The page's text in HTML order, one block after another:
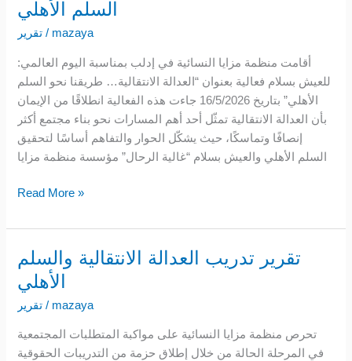
السلم الأهلي
تقرير / mazaya
:أقامت منظمة مزايا النسائية في إدلب بمناسبة اليوم العالمي
للعيش بسلام فعالية بعنوان “العدالة الانتقالية… طريقنا نحو السلم
الأهلي” بتاريخ 16/5/2026 جاءت هذه الفعالية انطلاقًا من الإيمان
بأن العدالة الانتقالية تمثّل أحد أهم المسارات نحو بناء مجتمع أكثر
إنصافًا وتماسكًا، حيث يشكّل الحوار والتفاهم أساسًا لتحقيق
السلم الأهلي والعيش بسلام “غالية الرحال” مؤسسة منظمة مزايا
العدالة
الانتقالية
طريقنا
إلى
السلم
الأهلي
Read More »
تقرير تدريب العدالة الانتقالية والسلم
الأهلي
تقرير / mazaya
تحرص منظمة مزايا النسائية على مواكبة المتطلبات المجتمعية
في المرحلة الحالة من خلال إطلاق حزمة من التدريبات الحقوقية
تدريب
العدالة
الانتقالية
والسلم
الأهلي